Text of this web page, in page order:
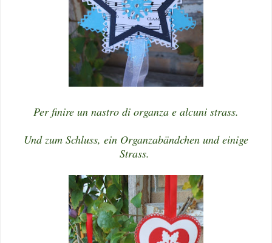
Per finire un nastro di organza e alcuni strass.
Und zum Schluss, ein Organzabändchen und einige
Strass.